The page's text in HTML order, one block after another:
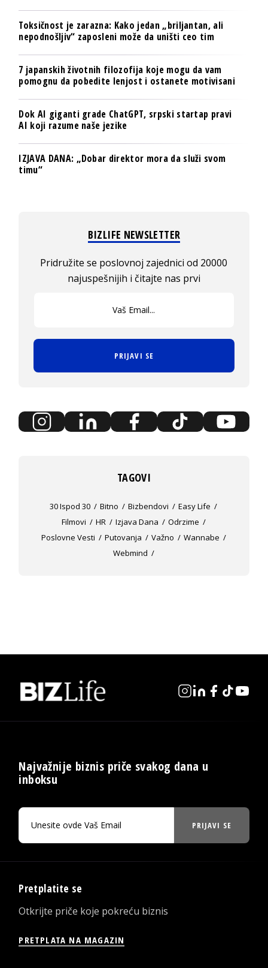
Toksičnost je zarazna: Kako jedan „briljantan, ali
nepodnošljiv“ zaposleni može da uništi ceo tim
7 japanskih životnih filozofija koje mogu da vam
pomognu da pobedite lenjost i ostanete motivisani
Dok AI giganti grade ChatGPT, srpski startap pravi
AI koji razume naše jezike
IZJAVA DANA: „Dobar direktor mora da služi svom
timu“
BIZLIFE NEWSLETTER
Pridružite se poslovnoj zajednici od 20000
najuspešnijih i čitajte nas prvi
PRIJAVI SE
TAGOVI
30 Ispod 30 Bitno Bizbendovi
Easy Life
Filmovi
HR Izjava Dana
Odrzime
Poslovne Vesti
Putovanja Važno
Wannabe
Webmind
Najvažnije biznis priče svakog dana u
inboksu
PRIJAVI SE
Pretplatite se
Otkrijte priče koje pokreću biznis
PRETPLATA NA MAGAZIN